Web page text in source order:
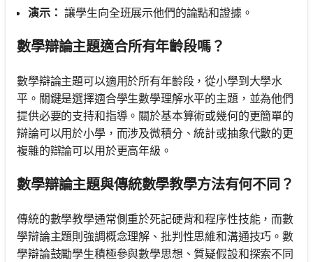
演示： 讓學生向全班展示他們的論點和證據。
數學辯論主題適合所有年齡段嗎？
數學辯論主題可以適用於所有年齡段，從小學到大學水
平。關鍵是選擇適合學生數學理解水平的主題，並為他們
提供必要的支持和指導。關於基本算術或幾何的更簡單的
辯論可以用於小學，而涉及微積分、統計或抽象代數的更
複雜的辯論可以用於更高年級。
數學辯論主題與傳統數學教學方法有何不同？
傳統的數學教學通常側重於死記硬背和程序性技能，而數
學辯論主題則強調概念理解、批判性思維和溝通技巧。數
學辯論鼓勵學生積極參與數學思想、質疑假設和探索不同